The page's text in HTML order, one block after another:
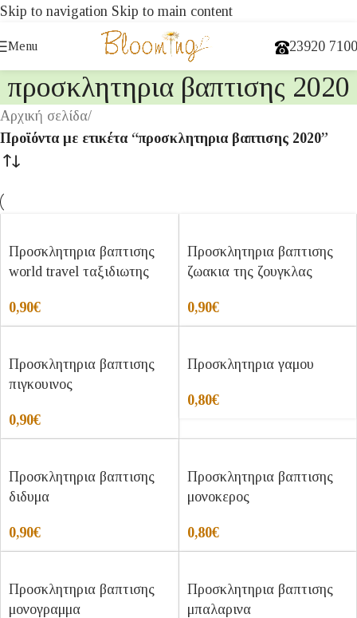
Skip to navigation Skip to main content
Menu 23920
προσκλητηρια βαπτισης 2020
Αρχική σελίδα/
Προϊόντα με ετικέτα “προσκλητηρια βαπτισης 2020”
Προσκλητηρια βαπτισης
world travel ταξιδιωτης
0,90€
Προσκλητηρια βαπτισης
ζωακια της ζουγκλας
0,90€
Προσκλητηρια βαπτισης
πιγκουινος
0,90€
Προσκλητηρια γαμου
0,80€
Προσκλητηρια βαπτισης
διδυμα
0,90€
Προσκλητηρια βαπτισης
μονοκερος
0,80€
Προσκλητηρια βαπτισης
μονογραμμα
Προσκλητηρια βαπτισης
μπαλαρινα